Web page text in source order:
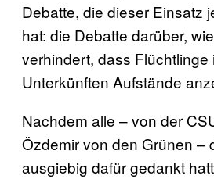
Debatte, die dieser Einsatz
hat: die Debatte darüber,
verhindert, dass Flüchtlinge
Unterkünften Aufstände
Nachdem alle – von der
Özdemir von den Grünen –
ausgiebig dafür gedankt